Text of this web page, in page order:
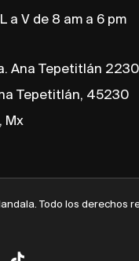
a V de 8 am a 6 pm
Ana Tepetitlán 2230
Tepetitlán, 45230
Mx
Todo los derechos
tiktok